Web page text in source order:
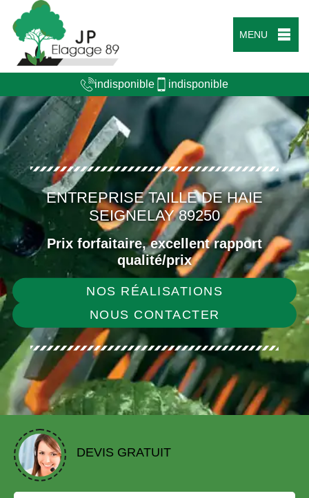
MENU
indisponible indisponible
ENTREPRISE TAILLE DE HAIE
SEIGNELAY 89250
Prix forfaitaire, excellent rapport
qualité/prix
NOS RÉALISATIONS
NOUS CONTACTER
DEVIS GRATUIT